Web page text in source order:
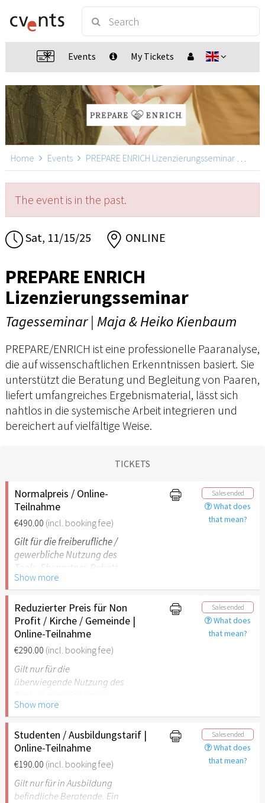
Events My Tickets
Home Events PREPARE ENRICH Lizenzierungsseminar
The event is in the past.
Sat, 11/15/25 ONLINE
PREPARE ENRICH
Lizenzierungsseminar
Tagesseminar | Maja & Heiko Kienbaum
PREPARE/ENRICH ist eine professionelle Paaranalyse,
die auf wissenschaftlichen Erkenntnissen basiert. Sie
unterstützt die Beratung und Begleitung von Paaren,
liefert umfangreiches Ergebnismaterial, lässt sich
nahtlos in die systemische Arbeit integrieren und
bereichert auf vielfältige Weise.
TICKETS
Normalpreis / Online-
Teilnahme
€490.00 (incl. booking fee)
Sales ended
What does
that mean?
Gilt für die freiberufliche /
gewerbliche Nutzung des
Tools. Ehepartner-Rabatt
von 20% auf das zweite
Ticket. Bitte gib im
Warenkorb folgenden
Rabattcode ein: PARTNER20
Show more
Reduzierter Preis für Non
Profit / Kirche / Gemeinde |
Online-Teilnahme
€290.00 (incl. booking fee)
Sales ended
What does
that mean?
Gilt nur für die
überwiegende Nutzung des
Einrichtungen. Ehepartner-
Rabatt von 20% auf das
zweite Ticket. Bitte gib im
Warenkorb folgenden
Rabattcode ein:PARTNER20
Show more
Studenten / Ausbildungstarif |
Online-Teilnahme
€190.00 (incl. booking fee)
Sales ended
What does
that mean?
Gilt nur für in Ausbildung
befindliche Beratende. Ein